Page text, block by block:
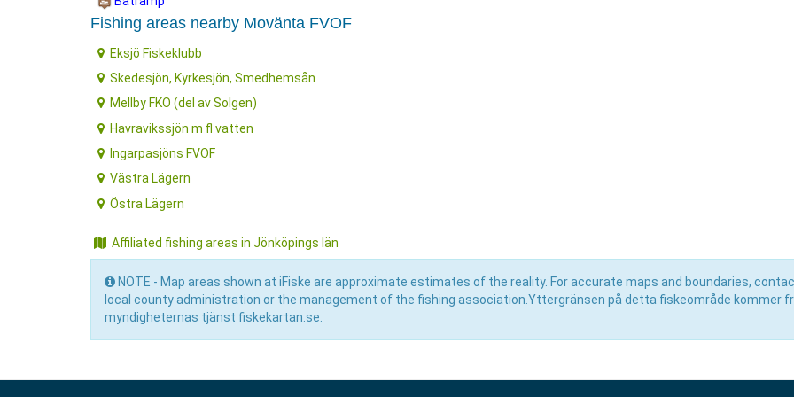
Fishing areas nearby Movänta FVOF
Eksjö Fiskeklubb
Skedesjön, Kyrkesjön, Smedhemsån
Mellby FKO (del av Solgen)
Havravikssjön m fl vatten
Ingarpasjöns FVOF
Västra Lägern
Östra Lägern
Affiliated fishing areas in Jönköpings län
NOTE - Map areas shown at iFiske are approximate estimates of the reality. For accurate maps and boundaries,
local county administration or the management of the fishing association.Yttergränsen på detta fiskeområde kommer
myndigheternas tjänst fiskekartan.se.